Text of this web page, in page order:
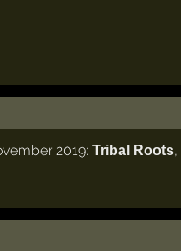
2019: Tribal Roots,